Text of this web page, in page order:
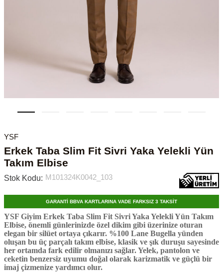
YSF
Erkek Taba Slim Fit Sivri Yaka Yelekli Yün
Takım Elbise
Stok Kodu: M101324K0042_103
GARANTİ BBVA KARTLARINA VADE FARKSIZ 3 TAKSİT
YSF Giyim Erkek Taba Slim Fit Sivri Yaka Yelekli Yün Takım
Elbise, önemli günlerinizde özel dikim gibi üzerinize oturan
elegan bir silüet ortaya çıkarır. %100 Lane Bugella yünden
oluşan bu üç parçalı takım elbise, klasik ve şık duruşu sayesinde
her ortamda fark edilir olmanızı sağlar. Yelek, pantolon ve
ceketin benzersiz uyumu doğal olarak karizmatik ve güçlü bir
imaj çizmenize yardımcı olur.